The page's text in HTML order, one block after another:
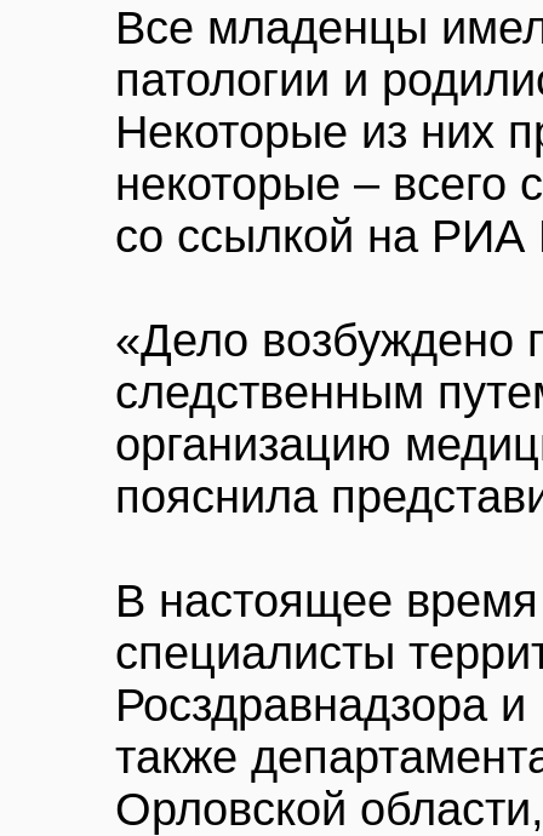
Все младенцы
патологии и
Некоторые из них
некоторые – всего
со ссылкой на РИА
«Дело возбуждено
следственным
организацию
пояснила
В настоящее
специалисты
Росздравнадзора
также
Орловской